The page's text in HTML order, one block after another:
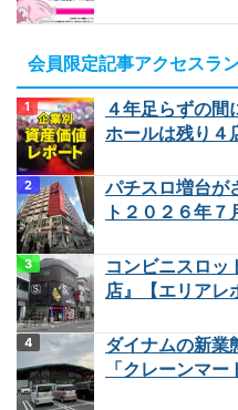
会員限定記事アクセスラ
４年足らずの間
ホールは残り
パチスロ増台が
ト２０２６年
コンビニスロッ
店』【エリア
ダイナムの新業
「クレーンマ